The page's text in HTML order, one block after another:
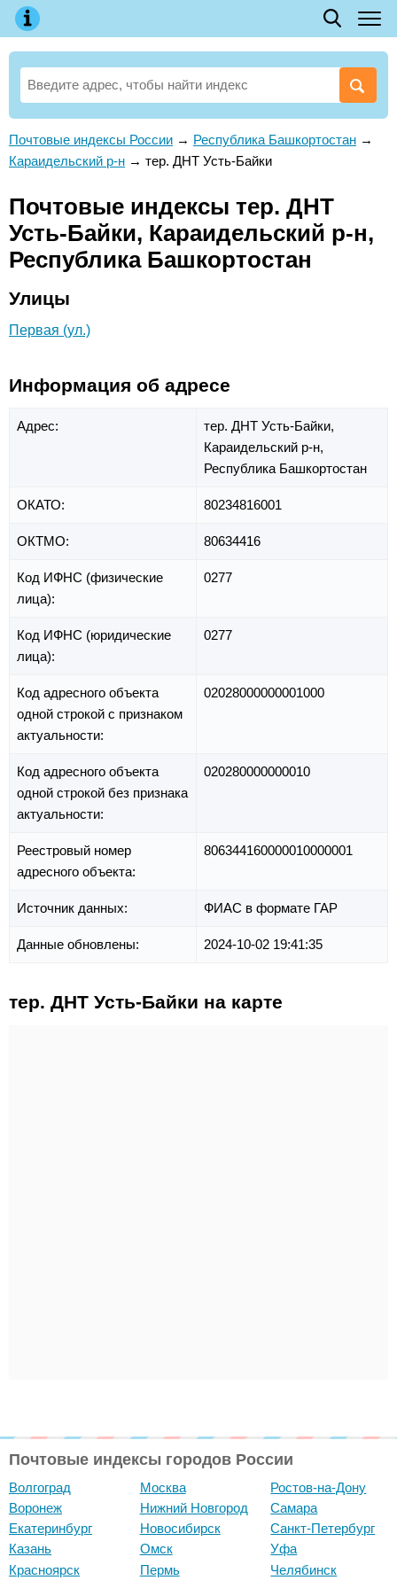
Почтовые индексы России → Республика Башкортостан →
Караидельский р-н → тер. ДНТ Усть-Байки
Почтовые индексы тер. ДНТ
Усть-Байки, Караидельский р-н,
Республика Башкортостан
Улицы
Первая (ул.)
Информация об адресе
Адрес:
тер. ДНТ Усть-Байки,
Караидельский р-н,
Республика Башкортостан
ОКАТО: 80234816001
ОКТМО: 80634416
Код ИФНС (физические
лица):
0277
Код ИФНС (юридические
лица):
0277
Код адресного объекта
одной строкой с признаком
актуальности:
02028000000001000
Код адресного объекта
одной строкой без признака
актуальности:
020280000000010
Реестровый номер
адресного объекта:
806344160000010000001
Источник данных: ФИАС в формате ГАР
Данные обновлены: 2024-10-02 19:41:35
тер. ДНТ Усть-Байки на карте
Почтовые индексы городов России
Волгоград
Воронеж
Екатеринбург
Казань
Красноярск
Москва
Нижний Новгород
Новосибирск
Омск
Пермь
Ростов-на-Дону
Самара
Санкт-Петербург
Уфа
Челябинск